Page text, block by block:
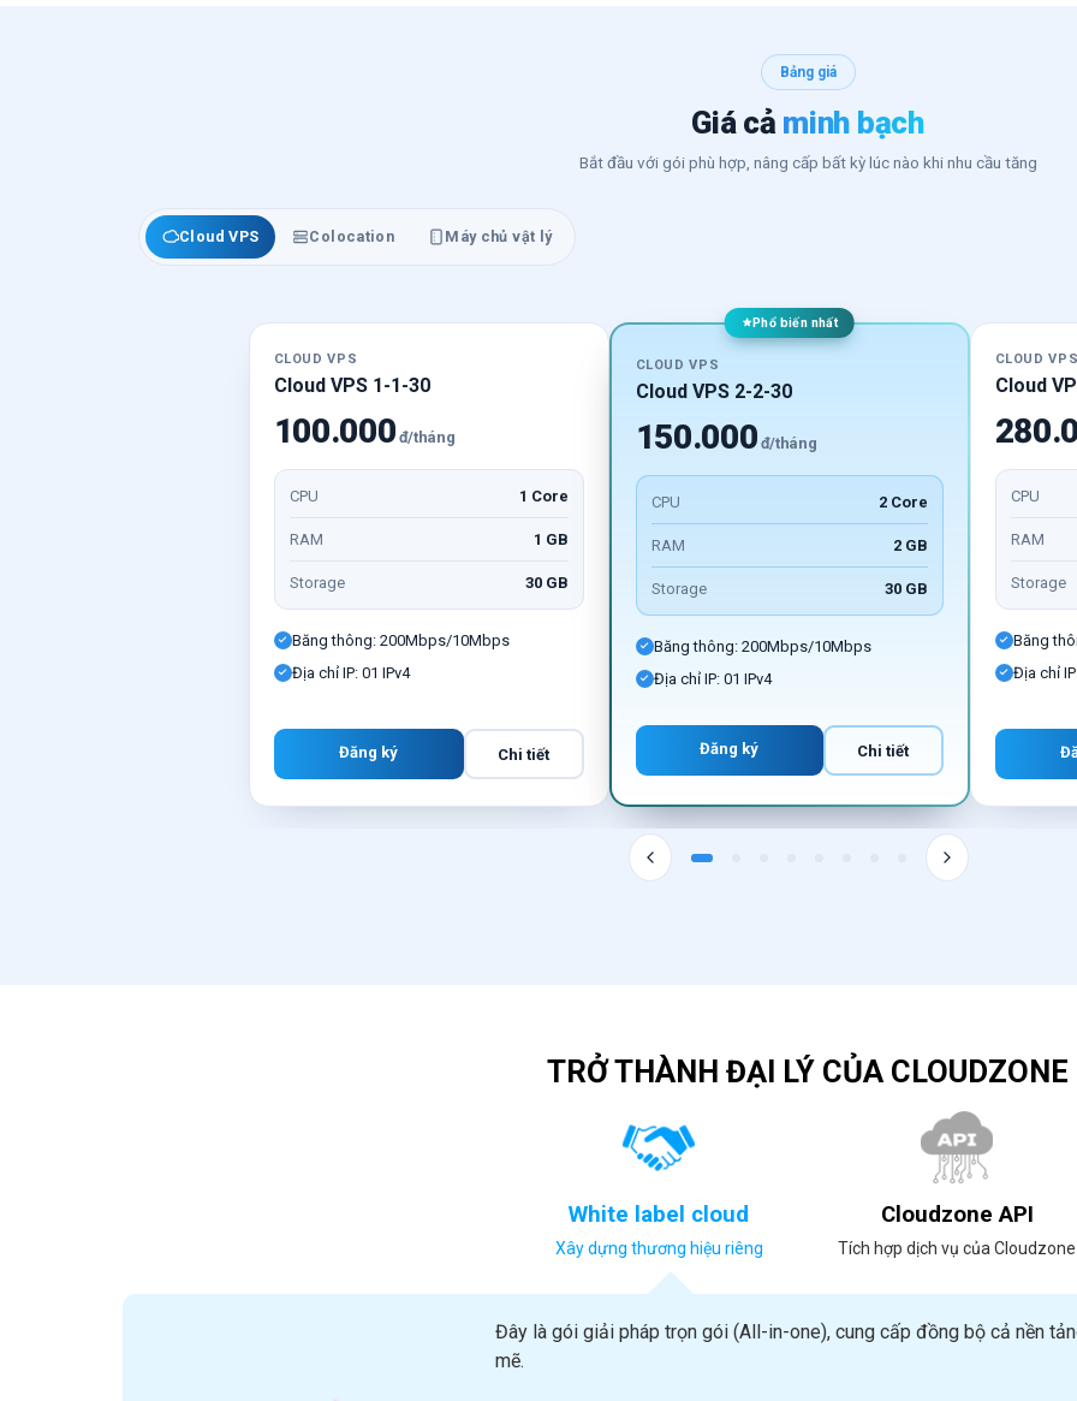
Bảng giá
Giá cả minh bạch
Bắt đầu với gói phù hợp, nâng cấp bất kỳ lúc nào khi nhu cầu tăng
Cloud VPS Colocation Máy chủ vật lý
CLOUD VPS
Cloud VPS 1-1-30
100.000 đ/tháng
CPU 1 Core
RAM 1 GB
Storage 30 GB
Băng thông: 200Mbps/10Mbps
Địa chỉ IP: 01 IPv4
Đăng ký Chi tiết
Phổ biến nhất
CLOUD VPS
Cloud VPS 2-2-30
150.000 đ/tháng
CPU 2 Core
RAM 2 GB
Storage 30 GB
Băng thông: 200Mbps/10Mbps
Địa chỉ IP: 01 IPv4
Đăng ký Chi tiết
CLOUD VPS
Cloud
CPU
RAM
Storage
Băng
Địa chỉ
TRỞ THÀNH ĐẠI LÝ CỦA CLOUDZONE
White label cloud
Xây dựng thương hiệu riêng
Cloudzone API
Tích hợp dịch vụ của Cloudzone
Đây là gói giải pháp trọn gói (All-in-one), cung cấp đồng bộ cả nền
mẽ.